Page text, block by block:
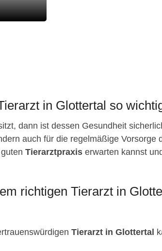
in Glottertal so
dann ist dessen Gesundheit
auch für die regelmäßige
Tierarztpraxis erwarten kannst
richtigen Tierarzt in
Tierarzt in Glottertal